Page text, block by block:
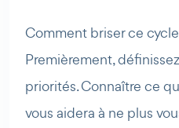
Comment briser ce
Premièrement,
priorités. Connaître ce
vous aidera à ne plus